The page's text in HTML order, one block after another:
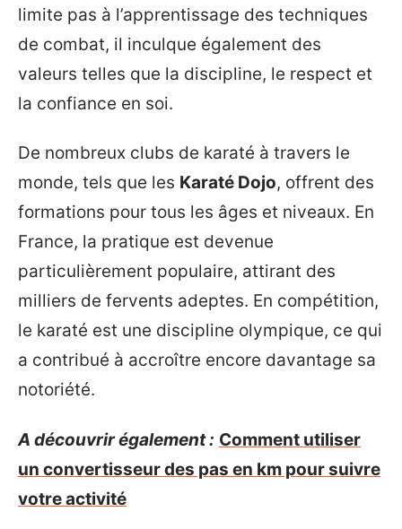
limite pas à l’apprentissage des techniques
de combat, il inculque également des
valeurs telles que la discipline, le respect et
la confiance en soi.
De nombreux clubs de karaté à travers le
monde, tels que les Karaté Dojo, offrent des
formations pour tous les âges et niveaux. En
France, la pratique est devenue
particulièrement populaire, attirant des
milliers de fervents adeptes. En compétition,
le karaté est une discipline olympique, ce qui
a contribué à accroître encore davantage sa
notoriété.
A découvrir également : Comment utiliser
un convertisseur des pas en km pour suivre
votre activité